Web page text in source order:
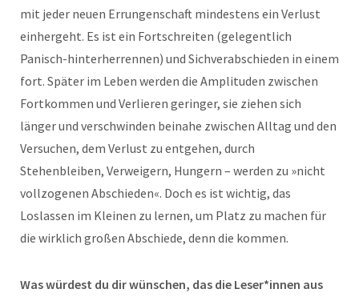
mit jeder neuen Errungenschaft mindestens ein Verlust
einhergeht. Es ist ein Fortschreiten (gelegentlich
Panisch-hinterherrennen) und Sichverabschieden in einem
fort. Später im Leben werden die Amplituden zwischen
Fortkommen und Verlieren geringer, sie ziehen sich
länger und verschwinden beinahe zwischen Alltag und den
Versuchen, dem Verlust zu entgehen, durch
Stehenbleiben, Verweigern, Hungern – werden zu »nicht
vollzogenen Abschieden«. Doch es ist wichtig, das
Loslassen im Kleinen zu lernen, um Platz zu machen für
die wirklich großen Abschiede, denn die kommen.
Was würdest du dir wünschen, das die Leser*innen aus